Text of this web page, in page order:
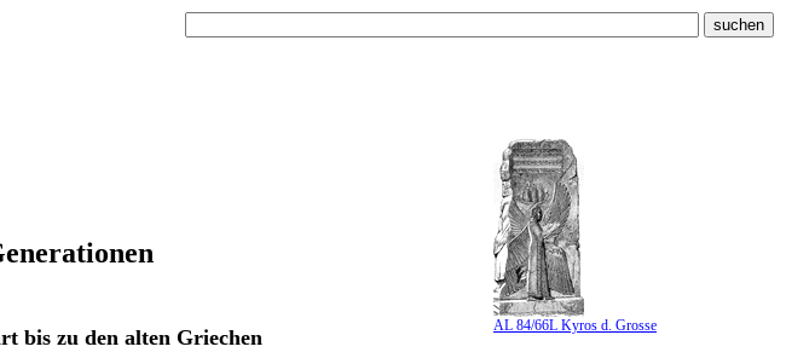
bis zu den alten Griechen
AL 84/66L Kyros d. Grosse